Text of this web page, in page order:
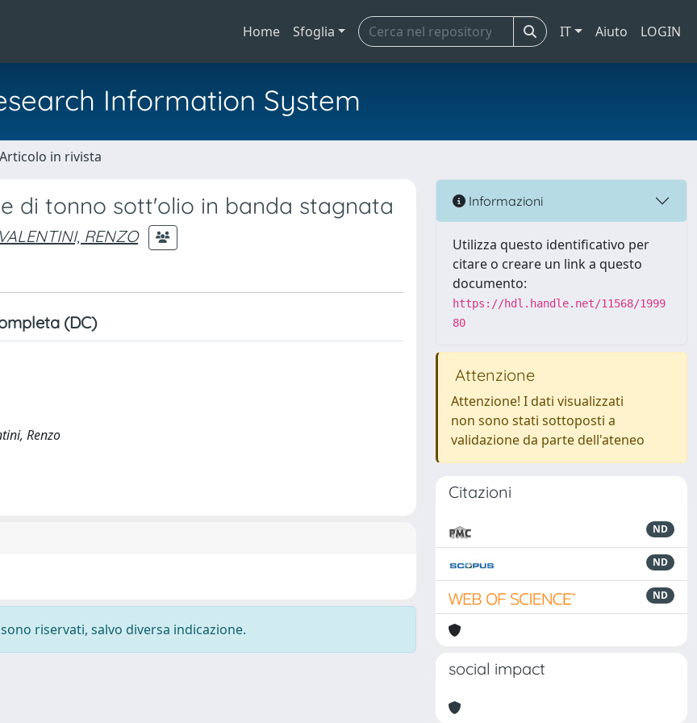
Home Sfoglia IT Aiuto LOGIN
Information System
in rivista
di tonno sott'olio in banda stagnata
VALENTINI, RENZO
(DC)
Renzo
riservati, salvo diversa indicazione.
Informazioni
Utilizza questo identificativo per
citare o creare un link a questo
documento:
https://hdl.handle.net/11568/1999
80
Attenzione
Attenzione! I dati visualizzati
non sono stati sottoposti a
validazione da parte dell'ateneo
Citazioni
ND
ND
ND
social impact